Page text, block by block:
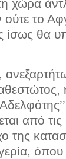
χώρα
το
θα
από
της
όπου